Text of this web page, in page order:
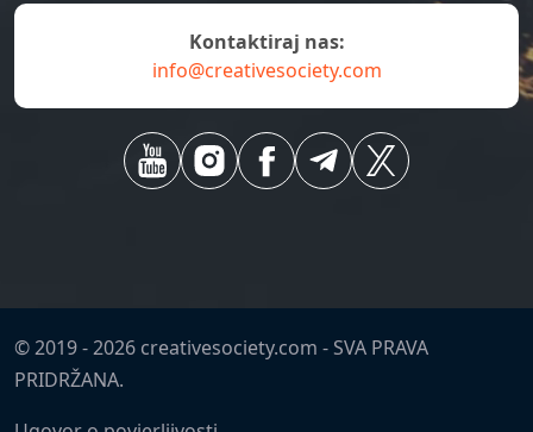
kontaktiraj nas:
info@creativesociety.com
© 2019 -2026 creativesociety.com -SVA PRAVA
PRIDRŽANA.